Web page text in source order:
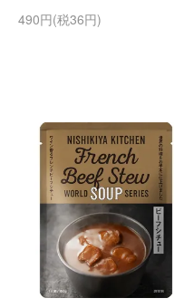
490円(税36円)